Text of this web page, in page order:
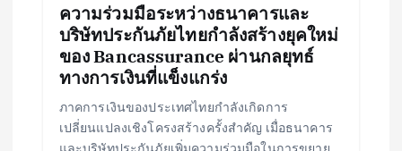
ความร่วมมือระหว่างธนาคารและ
บริษัทประกันภัยไทยกำลังสร้างยุคใหม่
ของ Bancassurance ผ่านกลยุทธ์
ทางการเงินที่แข็งแกร่ง
ภาคการเงินของประเทศไทยกำลังเกิดการ
เปลี่ยนแปลงเชิงโครงสร้างครั้งสำคัญ เมื่อธนาคาร